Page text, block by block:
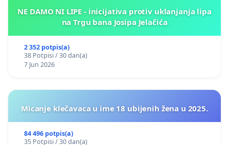
NE DAMO NI LIPE - inicijativa protiv uklanjanja lipa
na Trgu bana Josipa Jelačića
2 352 potpis(a)
38 Potpisi / 30 dan(a)
7 Jun 2026
Micanje klečavaca u ime 18 ubijenih žena u 2025.
84 496 potpis(a)
35 Potpisi / 30 dan(a)